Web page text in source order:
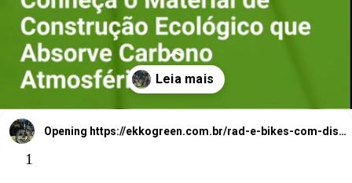
M
Opening https://ekkogreen.com.br/rad-e-bikes-com-dispositivo-de-seguranca/?utm_source=google&utm_medium=web-stories&utm_campaign=bicicleta-eletrica
1